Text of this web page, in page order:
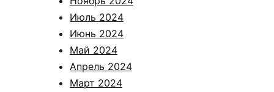
Июль 2024
Июнь 2024
Май 2024
Апрель 2024
Март 2024